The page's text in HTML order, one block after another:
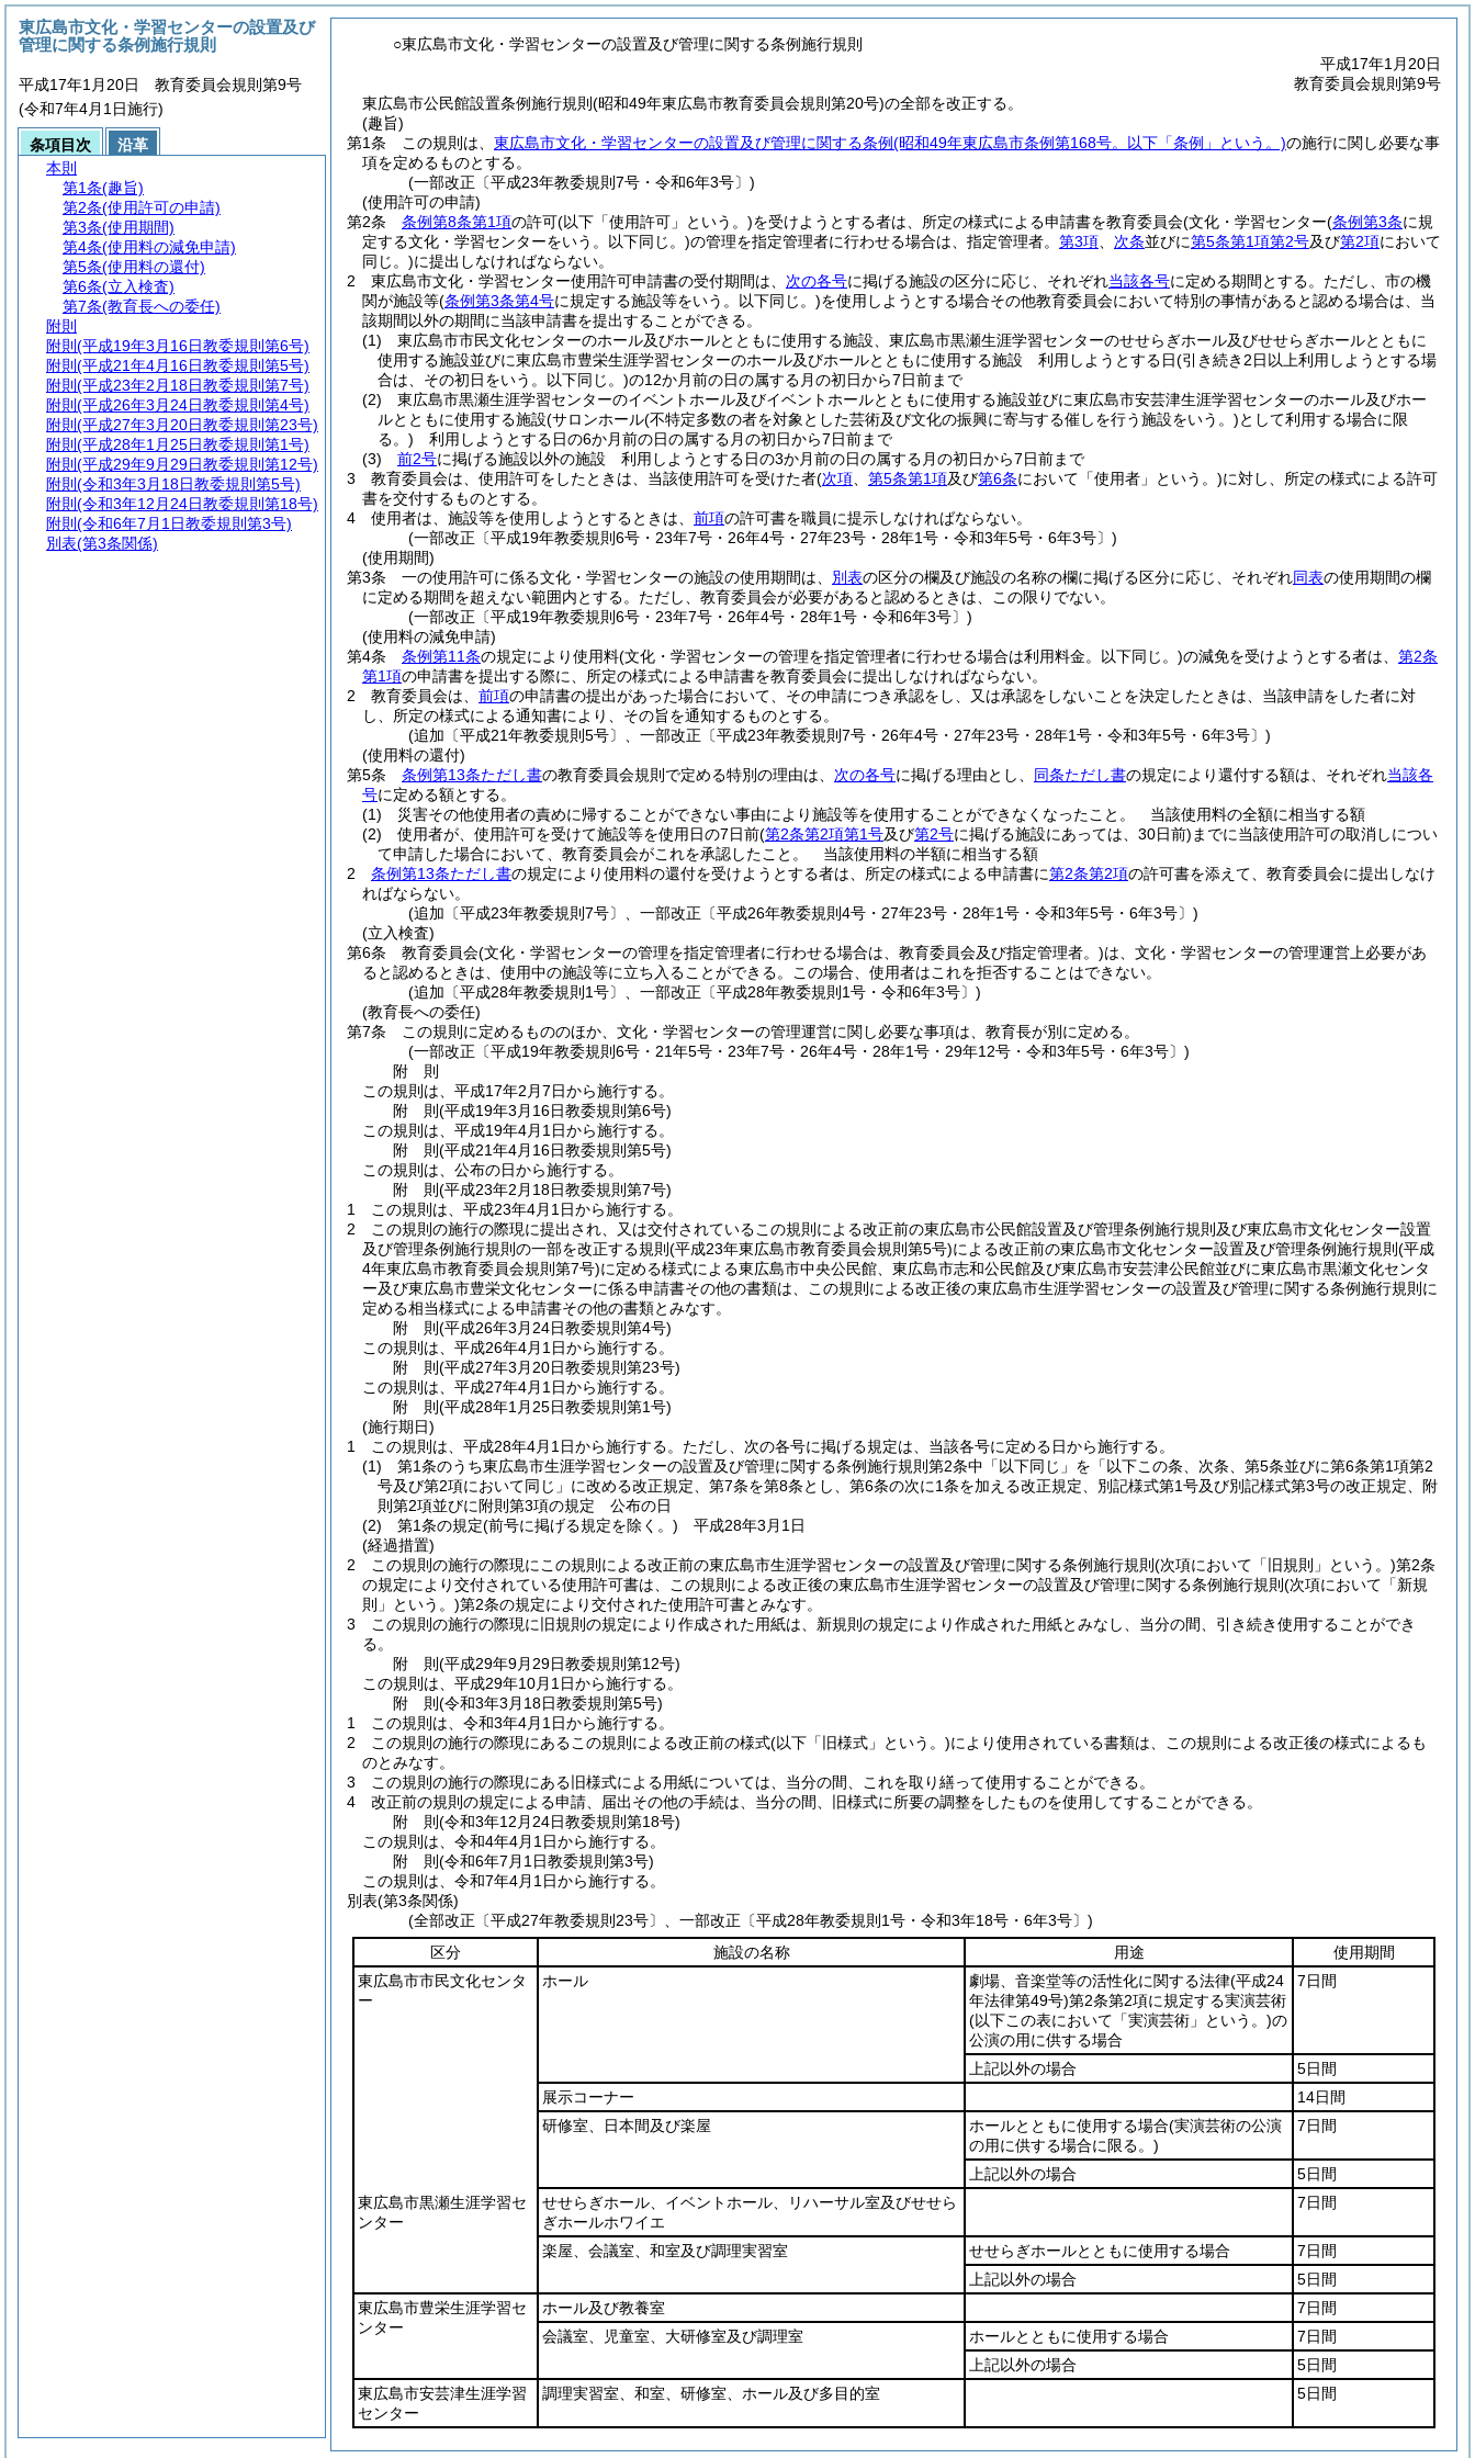
○東広島市文化・学習センターの設置及び管理に関する条例施行規則
平成17年1月20日
教育委員会規則第9号
東広島市公民館設置条例施行規則(昭和49年東広島市教育委員会規則第20号)の全部を改正する。
(趣旨)
第1条
この規則は、 東広島市文化・学習センターの設置及び管理に関する条例(昭和49年東広島市条例第168号。以下「条例」という。)の施行に関し必要な事
項を定めるものとする。
(一部改正〔平成23年教委規則7号・令和6年3号〕)
(使用許可の申請)
第2条
条例第8条第1項の許可(以下「使用許可」という。)を受けようとする者は、所定の様式による申請書を教育委員会(文化・学習センター(条例第3条に規
定する文化・学習センターをいう。以下同じ。)の管理を指定管理者に行わせる場合は、指定管理者。 第3項 次条並びに第5条第1項第2号及び第2項において
同じ。)に提出しなければならない。
2
東広島市文化・学習センター使用許可申請書の受付期間は、 次の各号に掲げる施設の区分に応じ、それぞれ当該各号に定める期間とする。 ただし、市の機
関が施設等(条例第3条第4号に規定する施設等をいう。以下同じ。)を使用しようとする場合その他教育委員会において特別の事情があると認める場合は、当
該期間以外の期間に当該申請書を提出することができる。
(1)
東広島市市民文化センターのホール及びホールとともに使用する施設、東広島市黒瀬生涯学習センターのせせらぎホール及びせせらぎホールとともに
使用する施設並びに東広島市豊栄生涯学習センターのホール及びホールとともに使用する施設 利用しようとする日(引き続き2日以上利用しようとする場
合は、その初日をいう。以下同じ。)の12か月前の日の属する月の初日から7日前まで
(2)
東広島市黒瀬生涯学習センターのイベントホール及びイベントホールとともに使用する施設並びに東広島市安芸津生涯学習センターのホール及びホー
ルとともに使用する施設(サロンホール(不特定多数の者を対象とした芸術及び文化の振興に寄与する催しを行う施設をいう。)として利用する場合に限
る。) 利用しようとする日の6か月前の日の属する月の初日から7日前まで
(3)
前2号に掲げる施設以外の施設 利用しようとする日の3か月前の日の属する月の初日から7日前まで
3
教育委員会は、使用許可をしたときは、当該使用許可を受けた者(次項 第5条第1項及び第6条において「使用者」という。)に対し、所定の様式による許可
書を交付するものとする。
4
使用者は、施設等を使用しようとするときは、 前項の許可書を職員に提示しなければならない。
(一部改正〔平成19年教委規則6号・23年7号・26年4号・27年23号・28年1号・令和3年5号・6年3号〕)
(使用期間)
第3条
一の使用許可に係る文化・学習センターの施設の使用期間は、 別表の区分の欄及び施設の名称の欄に掲げる区分に応じ、それぞれ同表の使用期間の欄
に定める期間を超えない範囲内とする。 ただし、教育委員会が必要があると認めるときは、この限りでない。
(一部改正〔平成19年教委規則6号・23年7号・26年4号・28年1号・令和6年3号〕)
(使用料の減免申請)
第4条
条例第11条の規定により使用料(文化・学習センターの管理を指定管理者に行わせる場合は利用料金。以下同じ。)の減免を受けようとする者は、 第2条
第1項の申請書を提出する際に、所定の様式による申請書を教育委員会に提出しなければならない。
2
教育委員会は、 前項の申請書の提出があった場合において、その申請につき承認をし、又は承認をしないことを決定したときは、当該申請をした者に対
し、所定の様式による通知書により、その旨を通知するものとする。
(追加〔平成21年教委規則5号〕、一部改正〔平成23年教委規則7号・26年4号・27年23号・28年1号・令和3年5号・6年3号〕)
(使用料の還付)
第5条
条例第13条ただし書の教育委員会規則で定める特別の理由は、 次の各号に掲げる理由とし、 同条ただし書の規定により還付する額は、それぞれ当該各
号に定める額とする。
(1)
災害その他使用者の責めに帰することができない事由により施設等を使用することができなくなったこと。 当該使用料の全額に相当する額
(2)
使用者が、使用許可を受けて施設等を使用日の7日前(第2条第2項第1号及び第2号に掲げる施設にあっては、30日前) までに当該使用許可の取消しについ
て申請した場合において、教育委員会がこれを承認したこと。 当該使用料の半額に相当する額
2
条例第13条ただし書の規定により使用料の還付を受けようとする者は、所定の様式による申請書に第2条第2項の許可書を添えて、教育委員会に提出しなけ
ればならない。
(追加〔平成23年教委規則7号〕、一部改正〔平成26年教委規則4号・27年23号・28年1号・令和3年5号・6年3号〕)
(立入検査)
第6条
教育委員会(文化・学習センターの管理を指定管理者に行わせる場合は、教育委員会及び指定管理者。)は、文化・学習センターの管理運営上必要があ
ると認めるときは、使用中の施設等に立ち入ることができる。
この場合、使用者はこれを拒否することはできない。
(追加〔平成28年教委規則1号〕、一部改正〔平成28年教委規則1号・令和6年3号〕)
(教育長への委任)
第7条
この規則に定めるもののほか、文化・学習センターの管理運営に関し必要な事項は、教育長が別に定める。
(一部改正〔平成19年教委規則6号・21年5号・23年7号・26年4号・28年1号・29年12号・令和3年5号・6年3号〕)
附 則
この規則は、平成17年2月7日から施行する。
附 則(平成19年3月16日教委規則第6号)
この規則は、平成19年4月1日から施行する。
附 則(平成21年4月16日教委規則第5号)
この規則は、公布の日から施行する。
附 則(平成23年2月18日教委規則第7号)
1
この規則は、平成23年4月1日から施行する。
2
この規則の施行の際現に提出され、又は交付されているこの規則による改正前の東広島市公民館設置及び管理条例施行規則及び東広島市文化センター設置
及び管理条例施行規則の一部を改正する規則 (平成23年東広島市教育委員会規則第5号)による改正前の東広島市文化センター設置及び管理条例施行規則 (平成
4年東広島市教育委員会規則第7号)に定める様式による東広島市中央公民館、東広島市志和公民館及び東広島市安芸津公民館並びに東広島市黒瀬文化センタ
ー及び東広島市豊栄文化センターに係る申請書その他の書類は、この規則による改正後の東広島市生涯学習センターの設置及び管理に関する条例施行規則に
定める相当様式による申請書その他の書類とみなす。
附 則(平成26年3月24日教委規則第4号)
この規則は、平成26年4月1日から施行する。
附 則(平成27年3月20日教委規則第23号)
この規則は、平成27年4月1日から施行する。
附 則(平成28年1月25日教委規則第1号)
(施行期日)
1
この規則は、平成28年4月1日から施行する。 ただし、次の各号に掲げる規定は、当該各号に定める日から施行する。
(1)
第1条のうち東広島市生涯学習センターの設置及び管理に関する条例施行規則第2条中「以下同じ」を「以下この条、次条、第5条並びに第6条第1項第2
号及び第2項において同じ」に改める改正規定、第7条を第8条とし、第6条の次に1条を加える改正規定、別記様式第1号及び別記様式第3号の改正規定、附
則第2項並びに附則第3項の規定 公布の日
(2)
第1条の規定(前号に掲げる規定を除く。) 平成28年3月1日
(経過措置)
2
この規則の施行の際現にこの規則による改正前の東広島市生涯学習センターの設置及び管理に関する条例施行規則 (次項において「旧規則」という。)第2条
の規定により交付されている使用許可書は、この規則による改正後の東広島市生涯学習センターの設置及び管理に関する条例施行規則 (次項において「新規
則」という。)第2条の規定により交付された使用許可書とみなす。
3
この規則の施行の際現に旧規則の規定により作成された用紙は、新規則の規定により作成された用紙とみなし、当分の間、引き続き使用することができ
る。
附 則(平成29年9月29日教委規則第12号)
この規則は、平成29年10月1日から施行する。
附 則(令和3年3月18日教委規則第5号)
1
この規則は、令和3年4月1日から施行する。
2
この規則の施行の際現にあるこの規則による改正前の様式(以下「旧様式」という。)により使用されている書類は、この規則による改正後の様式によるも
のとみなす。
3
この規則の施行の際現にある旧様式による用紙については、当分の間、これを取り繕って使用することができる。
4
改正前の規則の規定による申請、届出その他の手続は、当分の間、旧様式に所要の調整をしたものを使用してすることができる。
附 則(令和3年12月24日教委規則第18号)
この規則は、令和4年4月1日から施行する。
附 則(令和6年7月1日教委規則第3号)
この規則は、令和7年4月1日から施行する。
別表(第3条関係)
(全部改正〔平成27年教委規則23号〕、一部改正〔平成28年教委規則1号・令和3年18号・6年3号〕)
区分
施設の名称 用途
使用期間
東広島市市民文化センタ
ー
ホール 劇場、音楽堂等の活性化に関する法律(平成24
年法律第49号)第2条第2項に規定する実演芸術
(以下この表において「実演芸術」という。)の
公演の用に供する場合
7日間
上記以外の場合
5日間
展示コーナー
14日間
研修室、日本間及び楽屋
ホールとともに使用する場合(実演芸術の公演
の用に供する場合に限る。)
7日間
上記以外の場合
5日間
東広島市黒瀬生涯学習セ
ンター
せせらぎホール、イベントホール、リハーサル室及びせせら
ぎホールホワイエ
7日間
楽屋、会議室、和室及び調理実習室 せせらぎホールとともに使用する場合
7日間
上記以外の場合
5日間
東広島市豊栄生涯学習セ
ンター
ホール及び教養室
7日間
会議室、児童室、大研修室及び調理室
ホールとともに使用する場合
7日間
上記以外の場合
5日間
東広島市安芸津生涯学習
センター
調理実習室、和室、研修室、ホール及び多目的室 5日間
東広島市文化・学習センターの設置及び
管理に関する条例施行規則
平成17年1月20日 教育委員会規則第9号
(令和7年4月1日施行)
条項目次
沿革
本則
第1条(趣旨)
第2条(使用許可の申請)
第3条(使用期間)
第4条(使用料の減免申請)
第5条(使用料の還付)
第6条(立入検査)
第7条(教育長への委任)
附則
附則 (平成19年3月16日教委規則第6号)
附則 (平成21年4月16日教委規則第5号)
附則 (平成23年2月18日教委規則第7号)
附則 (平成26年3月24日教委規則第4号)
附則 (平成27年3月20日教委規則第23号)
附則 (平成28年1月25日教委規則第1号)
附則 (平成29年9月29日教委規則第12号)
附則 (令和3年3月18日教委規則第5号)
附則 (令和3年12月24日教委規則第18号)
附則 (令和6年7月1日教委規則第3号)
別表(第3条関係)